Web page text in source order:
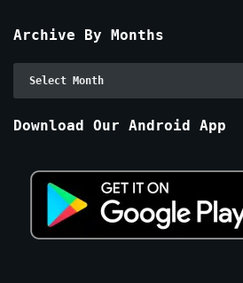
Archive By Months
Archive
Download Our Android App